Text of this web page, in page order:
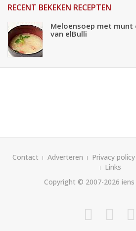
RECENT BEKEKEN RECEPTEN
Meloensoep met
van elBulli
Contact Adverteren Privacy policy
Links
Copyright © 2007-2026